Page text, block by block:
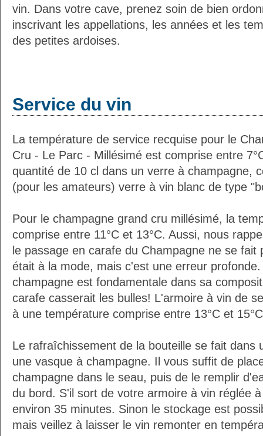
vin. Dans votre cave, prenez soin de bien
inscrivant les appellations, les années et les
des petites ardoises.
Service du vin
La température de service recquise pour le
Cru - Le Parc - Millésimé est comprise entre
quantité de 10 cl dans un verre à champagne,
(pour les amateurs) verre à vin blanc de type
Pour le champagne grand cru millésimé, la
comprise entre 11°C et 13°C. Aussi, nous
le passage en carafe du Champagne ne se
était à la mode, mais c'est une erreur
champagne est fondamentale dans sa
carafe casserait les bulles! L'armoire à vin de
à une température comprise entre 13°C et
Le rafraîchissement de la bouteille se fait dans
une vasque à champagne. Il vous suffit de
champagne dans le seau, puis de le remplir
du bord. S'il sort de votre armoire à vin réglée
environ 35 minutes. Sinon le stockage est
mais veillez à laisser le vin remonter en